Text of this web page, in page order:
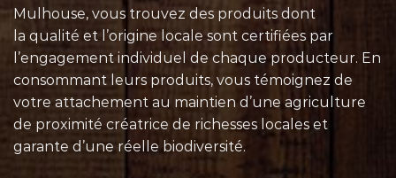
Mulhouse, vous trouvez des produits dont
la qualité et l’origine locale sont certifiées par
l’engagement individuel de chaqueproducteur. En
consommant leurs produits, vous témoignez de
votre attachement au maintien d’une agriculture
de proximité créatrice de richesses locales et
garante d’une réelle biodiversité.